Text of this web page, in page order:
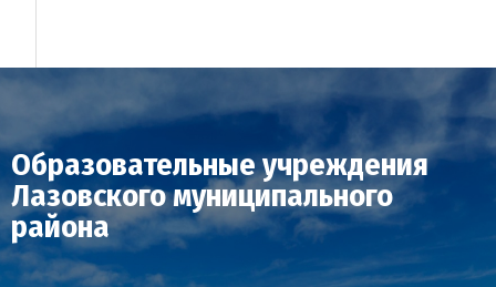
Образовательные учреждения
Лазовского муниципального
района